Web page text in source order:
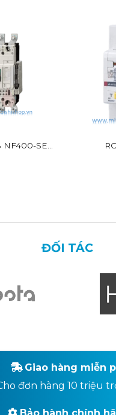
SEV
ĐỐI TÁC
Giao hàng miễn
đơn hàng 10 triệu